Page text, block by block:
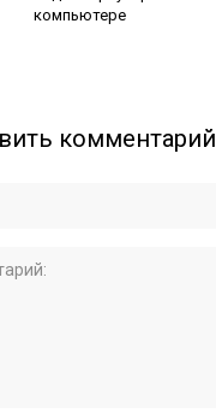
компьютере
комментарий